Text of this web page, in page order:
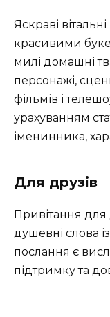
Яскраві
красивими
милі домашні
персонажі,
фільмів і
урахуванням
іменинника,
Для друзів
Привітання для
душевні слова
послання є
підтримку та